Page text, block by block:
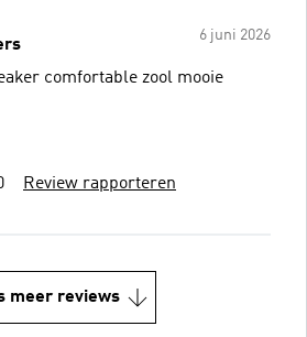
6 juni 2026
comfortable zool mooie
Review rapporteren
meer reviews